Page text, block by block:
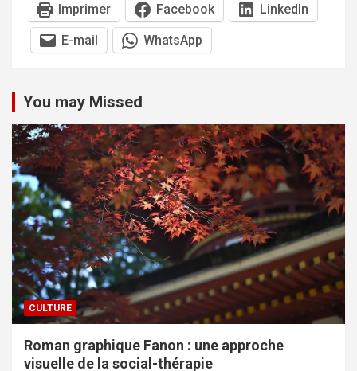
Imprimer Facebook LinkedIn
E-mail WhatsApp
You may Missed
CULTURE
Roman graphique Fanon : une approche
visuelle de la social-thérapie